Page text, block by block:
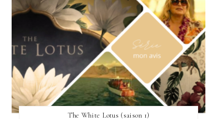
The White Lotus (saison 1)